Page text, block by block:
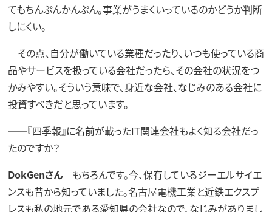
てもちんぷんかんぷん。事業がうまくいっているのかどうか判断
しにくい。
その点、自分が働いている業種だったり、いつも使っている商
品やサービスを扱っている会社だったら、その会社の状況をつ
かみやすい。そういう意味で、身近な会社、なじみのある会社に
投資すべきだと思っています。
──『四季報』に名前が載ったIT関連会社もよく知る会社だっ
たのですか？
DokGenさんもちろんです。今、保有しているジーエルサイエ
ンスも昔から知っていました。名古屋電機工業と近鉄エクスプ
レスも私の地元である愛知県の会社なので、なじみがありまし